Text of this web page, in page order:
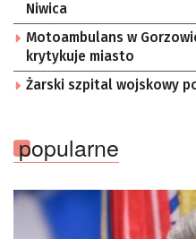
Niwica
Motoambulans w
krytykuje miasto
Żarski szpital wojskowy
popularne